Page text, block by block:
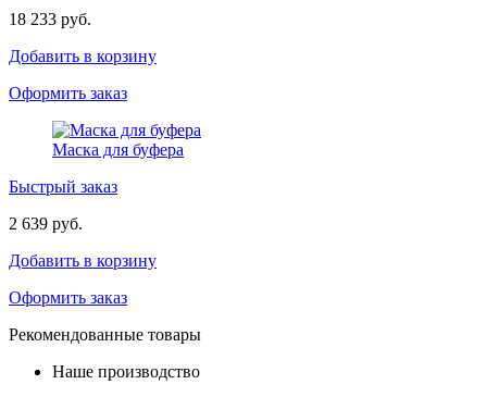
18 233 руб.
Добавить в корзину
Оформить заказ
Маска для буфера
Быстрый заказ
2 639 руб.
Добавить в корзину
Оформить заказ
Рекомендованные товары
Наше производство